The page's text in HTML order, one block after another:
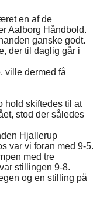
en af de
Aalborg Håndbold.
ganske godt.
der til daglig går i
ville dermed få
hold skiftedes til at
stod der således
Hjallerup
var vi foran med 9-5.
med tre
stillingen 9-8.
og en stilling på